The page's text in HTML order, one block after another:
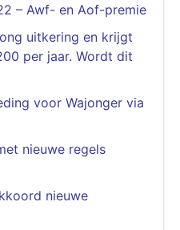
– Awf- en Aof-premie
uitkering en krijgt
per jaar. Wordt dit
voor Wajonger via
nieuwe regels
nieuwe